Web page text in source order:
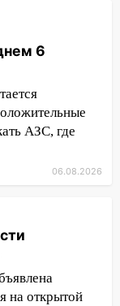
на
из
на
убрали
и
в
на
6
АЗС, где
06.08.2026
на открытой